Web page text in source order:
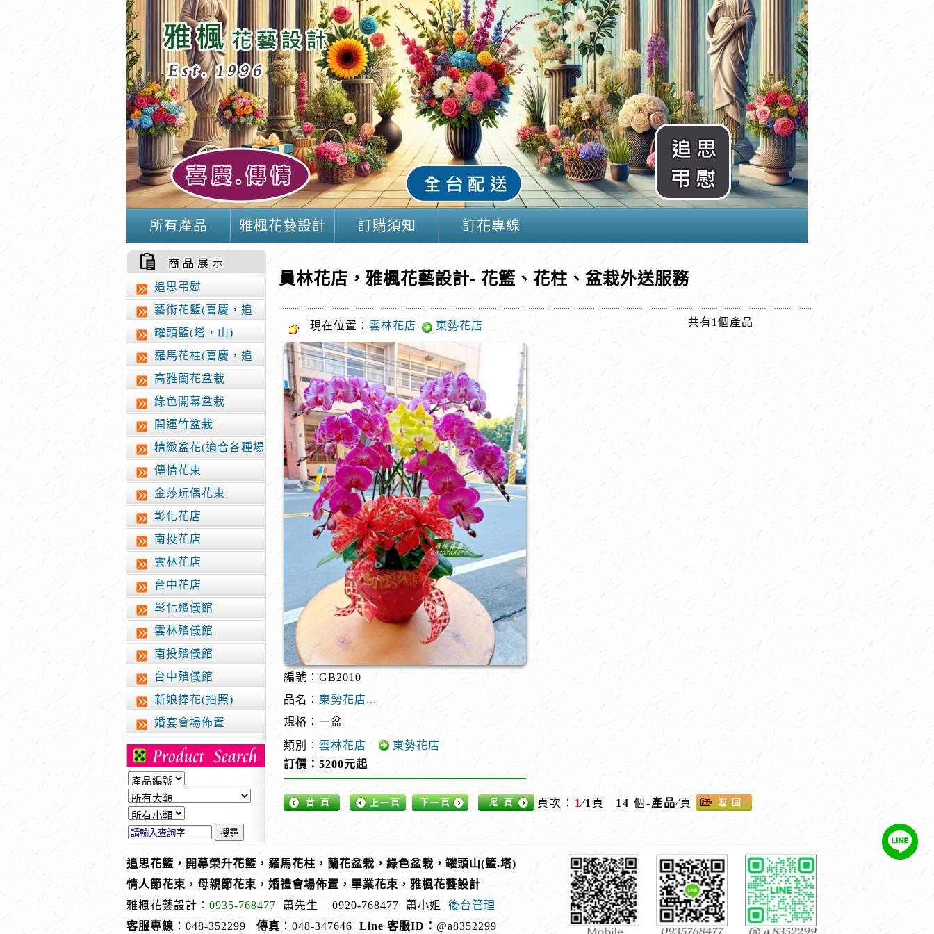
所有產品 雅楓花藝設計 訂購須知 訂花專線
追思弔慰
藝術花籃(喜慶，追
思) 罐頭籃(塔，山)
羅馬花柱(喜慶，追
思) 高雅蘭花盆栽
綠色開幕盆栽
開運竹盆栽
精緻盆花(適合各種場
合) 傳情花束
金莎玩偶花束
彰化花店
南投花店
雲林花店
台中花店
彰化殯儀館
雲林殯儀館
南投殯儀館
台中殯儀館
新娘捧花(拍照)
婚宴會場佈置
員林花店，雅楓花藝設計- 花籃、花柱、盆栽外送服務
現在位置︰ 雲林花店 東勢花店 共有1個產品
編號︰GB2010
品名︰ 東勢花店...
規格：一盆
類別︰ 雲林花店
東勢花店
訂價：5200元起
頁次： 1∕1 頁 14 個-產品∕頁
追思花籃，開幕榮升花籃，羅馬花柱，蘭花盆栽，綠色盆栽，罐頭山(籃.塔)
情人節花束，母親節花束，婚禮會場佈置，畢業花束，雅楓花藝設計
雅楓花藝設計︰ 0935-768477 蕭先生 0920-768477 蕭小姐
後台管理
客服專線 ：048-352299 傳真 ：048-347646 Line 客服ID： @a8352299